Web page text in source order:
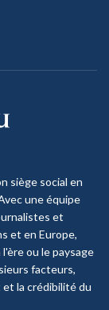
siège social en
une équipe
et
et en Europe,
ou le paysage
facteurs,
la crédibilité du